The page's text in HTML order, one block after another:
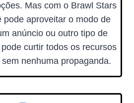
Mas com o Brawl Stars
pode aproveitar o modo de
anúncio ou outro tipo de
curtir todos os recursos
nenhuma propaganda.